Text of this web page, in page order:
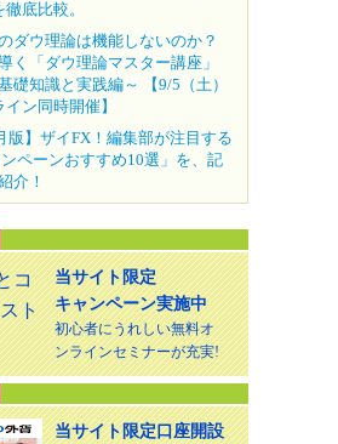
底比較。
ダウ理論は機能しないのか？
く「ダウ理論マスター講座」
礎知識と実践編～ 【9/5（土）
ン同時開催】
版】ザイFX！編集部が注目する
ンペーンおすすめ10選」を、記
介！
当サイト限定
キャンペーン実施中
初心者にうれしい無料オ
ンラインセミナーが充実!
当サイト限定口座開設